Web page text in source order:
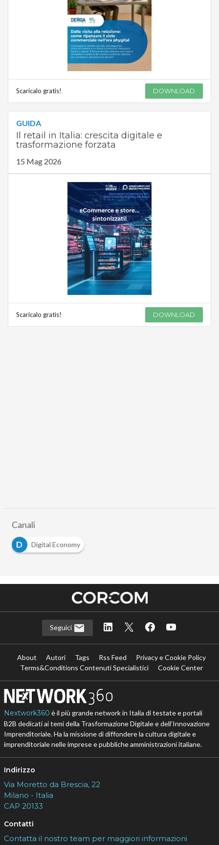
Scaricalo gratis! DOWNLOAD
GUIDA
Il retail in Italia: crescita digitale e
trasformazione forzata
15 Mag 2026
Scaricalo gratis! DOWNLOAD
Canali
D
Digital Economy
Seguici
About Autori Tags Rss Feed
Privacy e Cookie Policy
Terms&Conditions Contenuti Specialistici
Cookie Center
Nextwork360 è il più grande network in Italia di testate e portali
B2B dedicati ai temi della Trasformazione Digitale e dell’Innovazione
Imprenditoriale. Ha la missione di diffondere la cultura digitale e
imprenditoriale nelle imprese e pubbliche amministrazioni italiane.
Indirizzo
Via Moretto da Brescia, 22
Milano - Italia
CAP 20133
Contatti
Contatta il nostro team per maggiori informazioni